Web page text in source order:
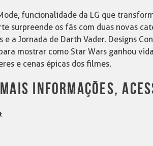
funcionalidade da LG que
surpreende os fãs com duas novas
e a Jornada de Darth Vader. Designs
mostrar como Star Wars ganhou
e cenas épicas dos filmes.
INFORMAÇÕES,